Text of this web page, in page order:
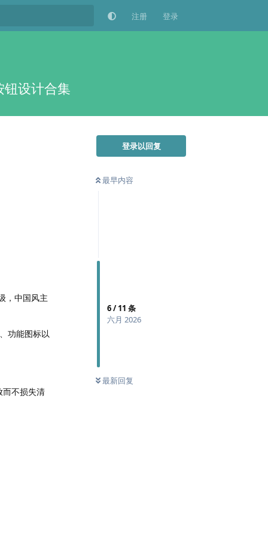
注册 登录
设计合集
登录以回复
最早内容
6/11 条
六月 2026
最新回复
，中国风主
功能图标以
而不损失清